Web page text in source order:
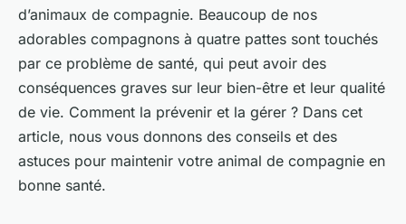
d’animaux de compagnie. Beaucoup de nos
adorables compagnons à quatre pattes sont touchés
par ce problème de santé, qui peut avoir des
conséquences graves sur leur bien-être et leur qualité
de vie. Comment la prévenir et la gérer ? Dans cet
article, nous vous donnons des conseils et des
astuces pour maintenir votre animal de compagnie en
bonne santé.